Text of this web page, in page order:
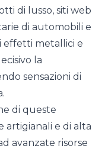
di lusso, siti web
di automobili e
effetti metallici e
la
sensazioni di
di queste
artigianali e di alta
avanzate risorse